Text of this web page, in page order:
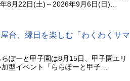
8月22日(土)～2026年9月6日(日)…
台、縁日を楽しむ「わくわくサマ
ぽーと甲子園は8月15日、甲子園エリ
型イベント「ららぽーと甲子…